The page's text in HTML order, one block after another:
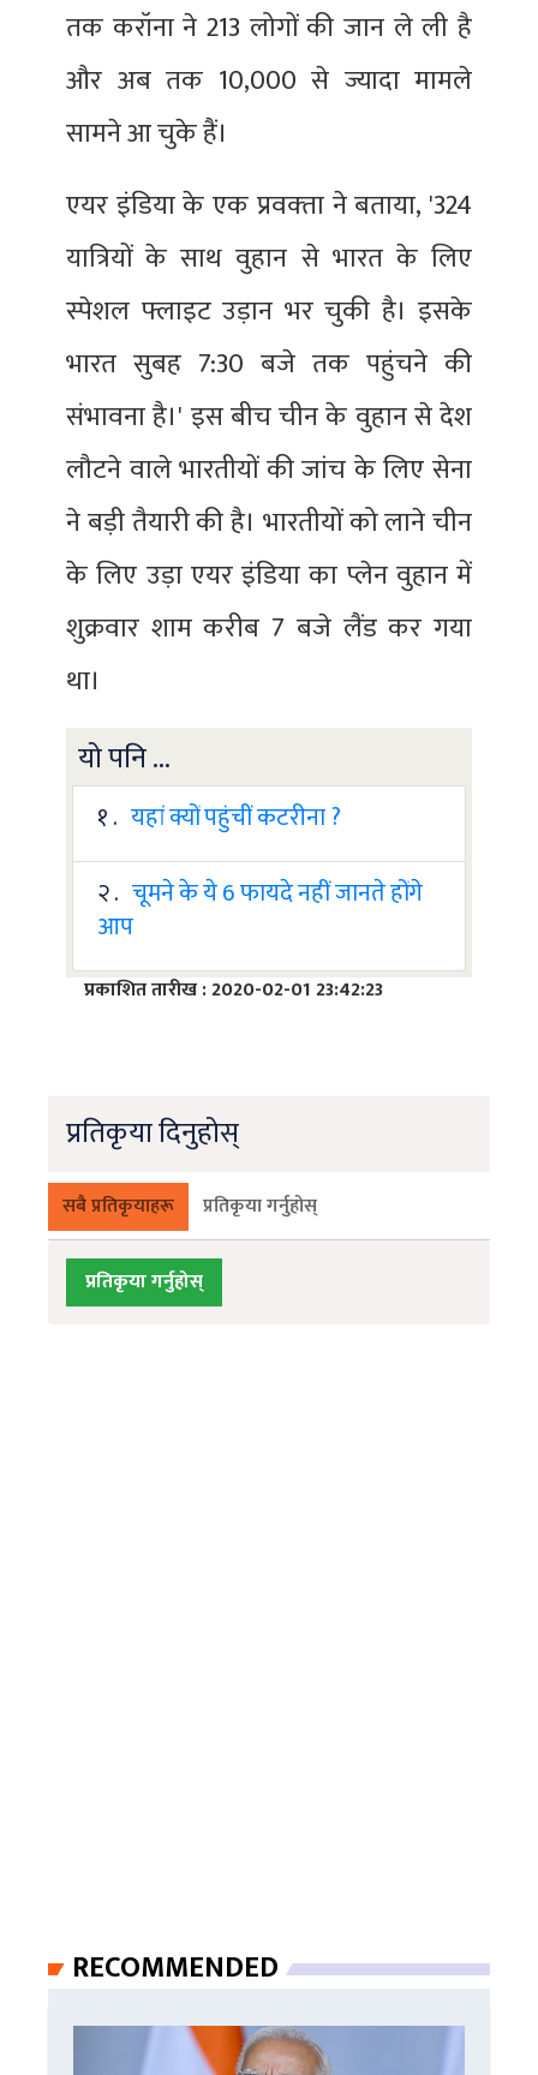
तक करॉना ने 213 लोगों की जान ले ली है
और अब तक 10,000 से ज्यादा मामले
सामने आ चुके हैं।
एयर इंडिया के एक प्रवक्‍ता ने बताया, '324
यात्रियों के साथ वुहान से भारत के लिए
स्‍पेशल फ्लाइट उड़ान भर चुकी है। इसके
भारत सुबह 7:30 बजे तक पहुंचने की
संभावना है।' इस बीच चीन के वुहान से देश
लौटने वाले भारतीयों की जांच के लिए सेना
ने बड़ी तैयारी की है। भारतीयों को लाने चीन
के लिए उड़ा एयर इंडिया का प्लेन वुहान में
शुक्रवार शाम करीब 7 बजे लैंड कर गया
था।
यो पनि ...
१ . यहां क्यों पहुंचीं कटरीना ?
२ . चूमने के ये 6 फायदे नहीं जानते होंगे
आप
प्रकाशित तारीख : 2020-02-01 23:42:23
प्रतिकृया दिनुहोस्
सबै प्रतिकृयाहरू प्रतिकृया गर्नुहोस्
प्रतिकृया गर्नुहोस्
RECOMMENDED